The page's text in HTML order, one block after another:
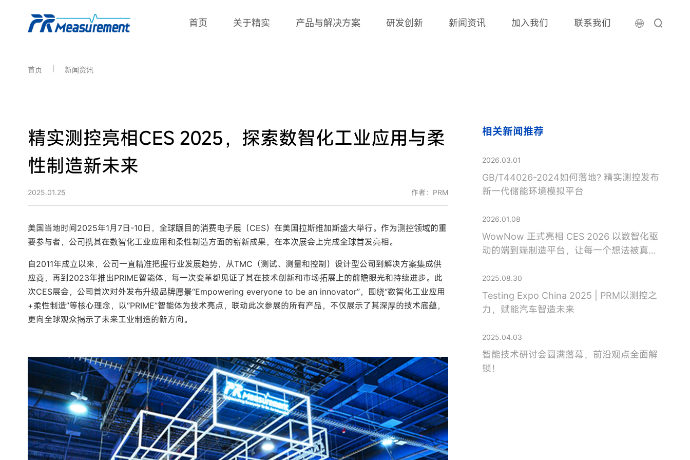
首页 关于精实 产品与解决方案 研发创新 新闻资讯 加入我们 联系我们
首页 新闻资讯
精实测控亮相CES 2025，探索数智化工业应用与柔
性制造新未来
2025.01.25 作者：PRM
美国当地时间2025年1月7日-10日，全球瞩目的消费电子展（CES）在美国拉斯维加斯盛大举行。作为测控领域的重
要参与者，公司携其在数智化工业应用和柔性制造方面的崭新成果，在本次展会上完成全球首发亮相。
自2011年成立以来，公司一直精准把握行业发展趋势，从TMC（测试、测量和控制）设计型公司到解决方案集成供
应商，再到2023年推出PRIME智能体，每一次变革都见证了其在技术创新和市场拓展上的前瞻眼光和持续进步。此
次CES展会，公司首次对外发布升级品牌愿景“Empowering everyone to be an innovator”，围绕“数智化工业应用
+柔性制造”等核心理念，以“PRIME”智能体为技术亮点，联动此次参展的所有产品，不仅展示了其深厚的技术底蕴，
更向全球观众揭示了未来工业制造的新方向。
相关新闻推荐
2026.03.01
GB/T44026-2024如何落地? 精实测控发布
新一代储能环境模拟平台
2026.01.08
WowNow 正式亮相 CES 2026 以数智化驱
动的端到端制造平台，让每一个想法被真正
2025.08.30
Testing Expo China 2025 | PRM以测控之
力，赋能汽车智造未来
2025.04.03
智能技术研讨会圆满落幕，前沿观点全面解
锁！